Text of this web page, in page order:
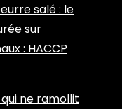
salé : le
sur
: HACCP
ne ramollit